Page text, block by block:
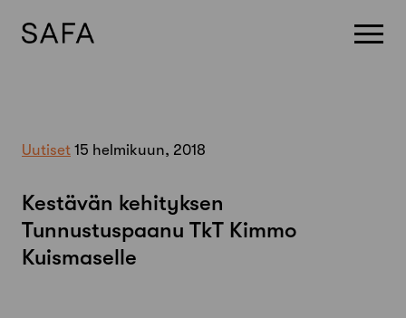
Uutiset 15 helmikuun, 2018
Kestävän kehityksen
Tunnustuspaanu TkT Kimmo
Kuismaselle